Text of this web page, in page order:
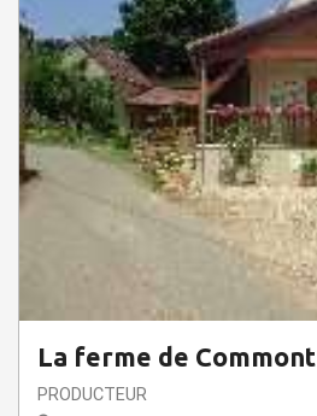
La ferme de Commont
PRODUCTEUR